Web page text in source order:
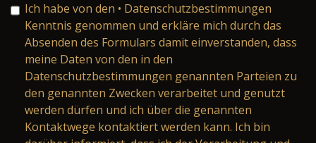
Ich habe von den • Datenschutzbestimmungen
Kenntnis genommen und erkläre mich durch das
Absenden des Formulars damit einverstanden, dass
meine Daten von den in den
Datenschutzbestimmungen genannten Parteien zu
den genannten Zwecken verarbeitet und genutzt
werden dürfen und ich über die genannten
Kontaktwege kontaktiert werden kann. Ich bin